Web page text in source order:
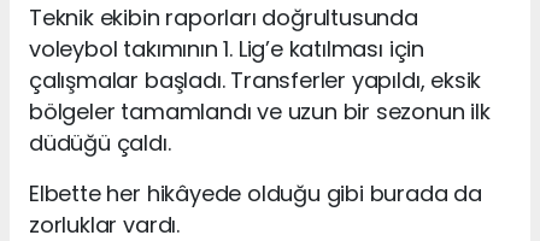
Teknik ekibin raporları doğrultusunda
voleybol takımının 1. Lig’e katılması için
çalışmalar başladı. Transferler yapıldı, eksik
bölgeler tamamlandı ve uzun bir sezonun ilk
düdüğü çaldı.
Elbette her hikâyede olduğu gibi burada da
zorluklar vardı.